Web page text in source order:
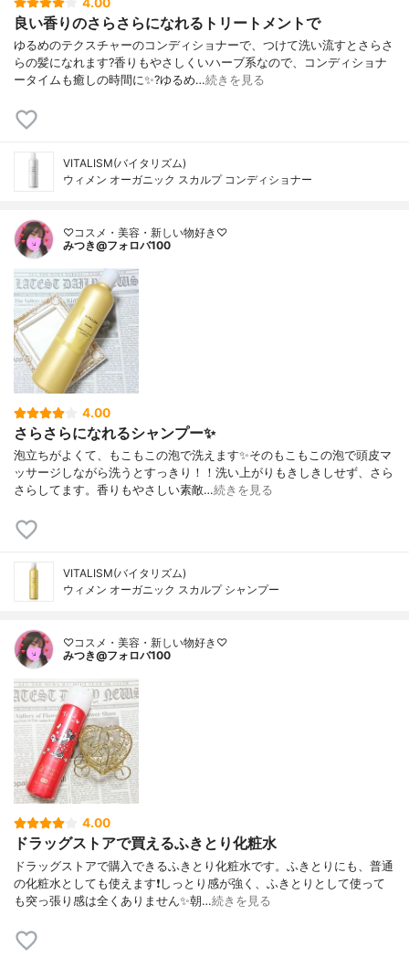
良い香りのさらさらになれるトリートメントで
ゆるめのテクスチャーのコンディショナーで、つけて洗い流すとさらさ
らの髪になれます?香りもやさしくいハーブ系なので、コンディショナ
ータイムも癒しの時間に✨?ゆるめ…続きを見る
VITALISM(バイタリズム)
ウィメン オーガニック スカルプ コンディショナー
♡コスメ・美容・新しい物好き♡
みつき@フォロバ100
4.00
さらさらになれるシャンプー✨
泡立ちがよくて、もこもこの泡で洗えます✨そのもこもこの泡で頭皮マ
ッサージしながら洗うとすっきり！！洗い上がりもきしきしせず、さら
さらしてます。香りもやさしい素敵…続きを見る
VITALISM(バイタリズム)
ウィメン オーガニック スカルプ シャンプー
♡コスメ・美容・新しい物好き♡
みつき@フォロバ100
4.00
ドラッグストアで買えるふきとり化粧水
ドラッグストアで購入できるふきとり化粧水です。ふきとりにも、普通
の化粧水としても使えます❗しっとり感が強く、ふきとりとして使って
も突っ張り感は全くありません✨朝…続きを見る